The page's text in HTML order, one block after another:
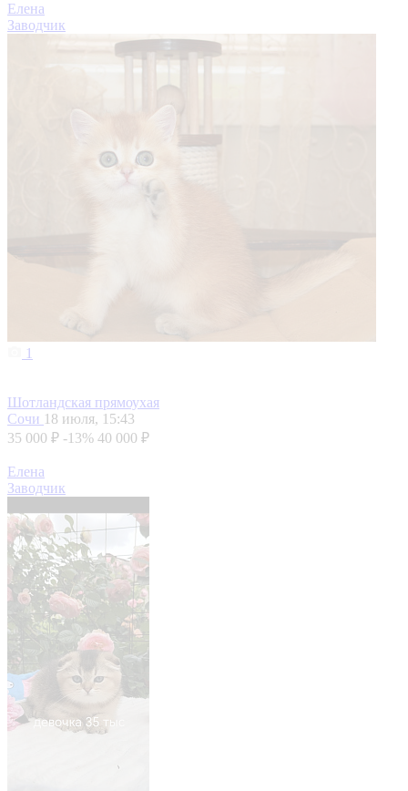
Елена
Заводчик
1
Шотландская прямоухая
Сочи 18 июля, 15:43
35 000 ₽ -13% 40 000 ₽
Елена
Заводчик